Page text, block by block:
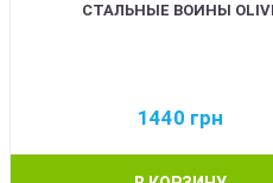
СТАЛЬНЫЕ ВОИНЫ
1440 грн